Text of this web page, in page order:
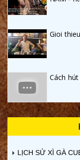
Gioi
Cách hút
LỊCH SỬ XÌ GÀ